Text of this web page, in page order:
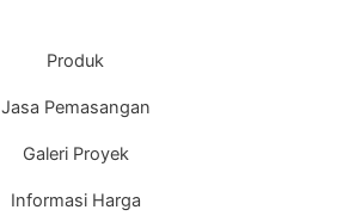
Produk
Jasa Pemasangan
Galeri Proyek
Informasi Harga